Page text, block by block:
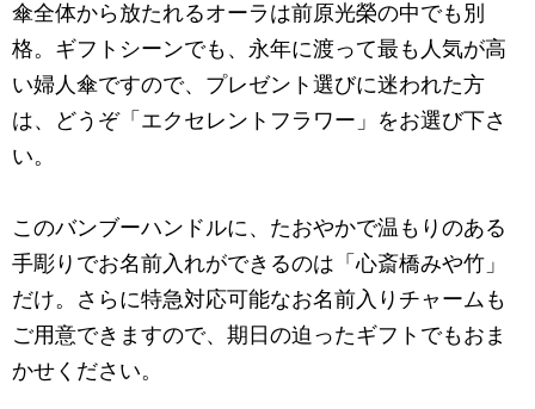
傘全体から放たれるオーラは前原光榮の中でも別
格。ギフトシーンでも、永年に渡って最も人気が高
い婦人傘ですので、プレゼント選びに迷われた方
は、どうぞ「エクセレントフラワー」をお選び下さ
い。
このバンブーハンドルに、たおやかで温もりのある
手彫りでお名前入れができるのは「心斎橋みや竹」
だけ。さらに特急対応可能なお名前入りチャームも
ご用意できますので、期日の迫ったギフトでもおま
かせください。